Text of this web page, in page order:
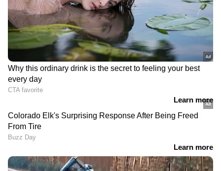
ഇരട്ടപ്രഹരമായി. അതേസമയം മാറ്റിവെച്ച
ഫാൽട്ട മണ്ഡലത്തിലെ തെരഞ്ഞെടുപ്പ് മെയ്
21ന് നടക്കും.